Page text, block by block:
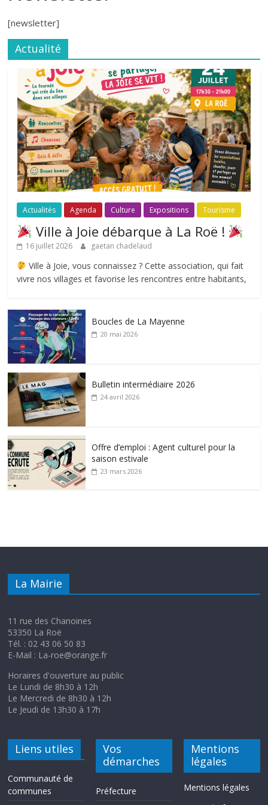
[newsletter]
Actualité
Actualités Agenda Culture Expositions Tourisme
Ville à Joie débarque à La Roë !
16 juillet 2026 gaetan chadelaud
Ville à Joie, vous connaissez ? Cette association, qui fait
vivre nos villages et favorise les rencontres entre habitants,
Boucles de La Mayenne
20 mai 2026
Bulletin intermédiaire 2026
24 avril 2026
Offre d’emploi : Agent culturel pour la
saison estivale
23 mars 2026
La Mairie
11 rue des Chanoines
53350 La Roë
Tél. : 02 43 06 50 83
E-Mail : La-roe@orange.fr
Horaires d'ouverture au public
Le Lundi de 8h30 à 12h
Le Mercredi de 8h30 à 12h
Le Jeudi de 13h30 à 17h
Liens utiles
Communauté de
communes
Vos
démarches
Préfecture
Mentions
légales
Mentions légales